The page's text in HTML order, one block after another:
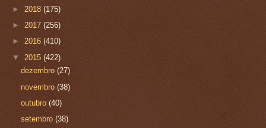
► 2018 (175)
► 2017 (256)
► 2016 (410)
▼ 2015 (422)
dezembro(27)
novembro(38)
outubro(40)
setembro(38)